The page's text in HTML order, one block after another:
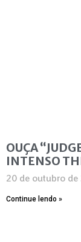
OUÇA
INTENSO
20 de outubro de
Continue lendo »